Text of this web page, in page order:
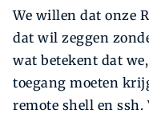
We willen dat onze
dat wil zeggen
wat betekent dat
toegang moeten
remote shell en ssh.